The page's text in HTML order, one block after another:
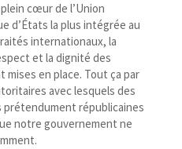
cœur de l’Union
d’États la plus intégrée au
internationaux, la
et la dignité des
en place. Tout ça par
avec lesquels des
républicaines
notre gouvernement ne